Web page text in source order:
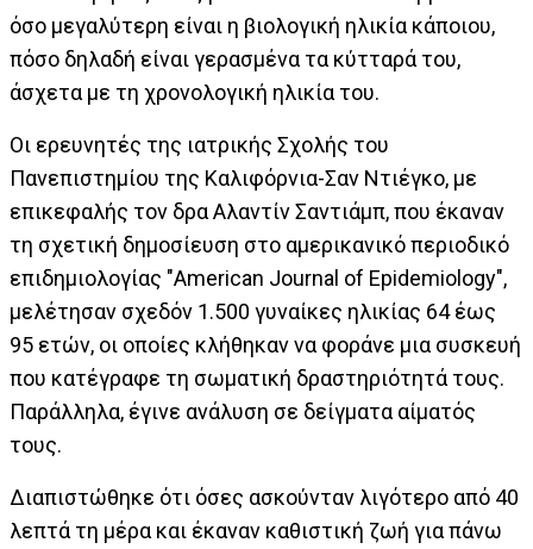
όσο μεγαλύτερη είναι η βιολογική ηλικία κάποιου,
πόσο δηλαδή είναι γερασμένα τα κύτταρά του,
άσχετα με τη χρονολογική ηλικία του.
Οι ερευνητές της ιατρικής Σχολής του
Πανεπιστημίου της Καλιφόρνια-Σαν Ντιέγκο, με
επικεφαλής τον δρα Αλαντίν Σαντιάμπ, που έκαναν
τη σχετική δημοσίευση στο αμερικανικό περιοδικό
επιδημιολογίας "American Journal of Epidemiology",
μελέτησαν σχεδόν 1.500 γυναίκες ηλικίας 64 έως
95 ετών, οι οποίες κλήθηκαν να φοράνε μια συσκευή
που κατέγραφε τη σωματική δραστηριότητά τους.
Παράλληλα, έγινε ανάλυση σε δείγματα αίματός
τους.
Διαπιστώθηκε ότι όσες ασκούνταν λιγότερο από 40
λεπτά τη μέρα και έκαναν καθιστική ζωή για πάνω